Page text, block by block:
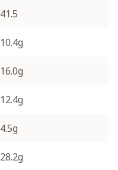
41.5
10.4g
16.0g
12.4g
4.5g
28.2g